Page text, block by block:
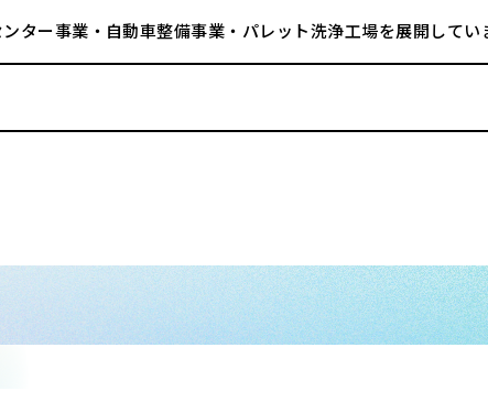
ター事業・自動車整備事業・パレット洗浄工場を展開してい